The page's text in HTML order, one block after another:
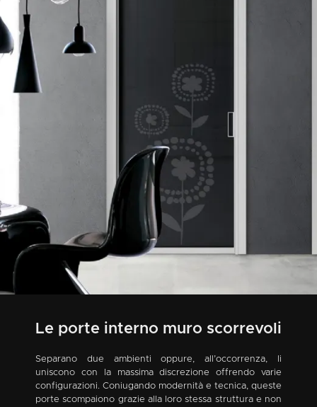
Le porte interno muro scorrevoli
Separano due ambienti oppure, all’occorrenza, li
uniscono con la massima discrezione offrendo varie
configurazioni. Coniugando modernità e tecnica, queste
porte scompaiono grazie alla loro stessa struttura e non